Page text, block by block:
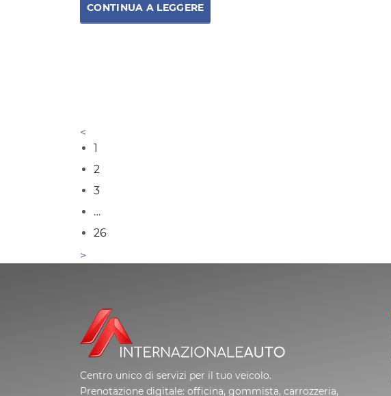
CONTINUA A LEGGERE
1
2
3
…
26
Centro unico di servizi per il tuo veicolo.
Prenotazione digitale: officina, gommista, carrozzeria,